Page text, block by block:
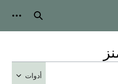
بحث
أدوات